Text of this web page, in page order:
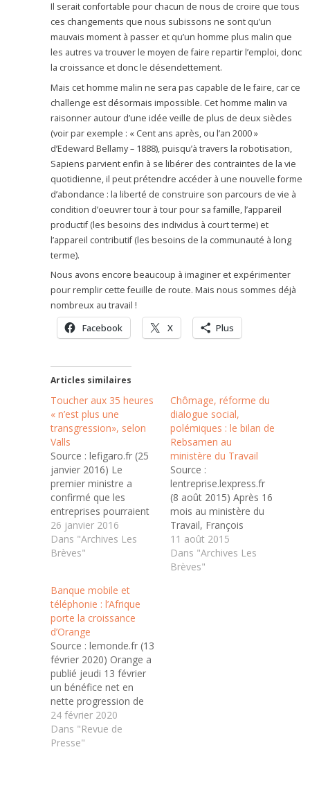
Il serait confortable pour chacun de nous de croire que tous
ces changements que nous subissons ne sont qu’un
mauvais moment à passer et qu’un homme plus malin que
les autres va trouver le moyen de faire repartir l’emploi, donc
la croissance et donc le désendettement.
Mais cet homme malin ne sera pas capable de le faire, car ce
challenge est désormais impossible. Cet homme malin va
raisonner autour d’une idée veille de plus de deux siècles
(voir par exemple : « Cent ans après, ou l’an 2000 »
d’Edeward Bellamy – 1888), puisqu’à travers la robotisation,
Sapiens parvient enfin à se libérer des contraintes de la vie
quotidienne, il peut prétendre accéder à une nouvelle forme
d’abondance : la liberté de construire son parcours de vie à
condition d’oeuvrer tour à tour pour sa famille, l’appareil
productif (les besoins des individus à court terme) et
l’appareil contributif (les besoins de la communauté à long
terme).
Nous avons encore beaucoup à imaginer et expérimenter
pour remplir cette feuille de route. Mais nous sommes déjà
nombreux au travail !
Facebook X Plus
Articles similaires
Toucher aux 35 heures
« n’est plus une
transgression», selon
Valls
Source : lefigaro.fr (25
janvier 2016) Le
premier ministre a
confirmé que les
entreprises pourraient
déroger à la limite
légale du temps de
travail en cas d'accord
ce lundi à Myriam El-
Khomri et au premier
ministre, constituera le
préambule du futur
document de…
26 janvier 2016
Dans "Archives Les
Brèves"
Chômage, réforme du
dialogue social,
polémiques : le bilan de
Rebsamen au
ministère du Travail
Source :
lentreprise.lexpress.fr
(8 août 2015) Après 16
mois au ministère du
Travail, François
Rebsamen laissera à
son successeur le
dossier le plus miné du
11 août 2015
Dans "Archives Les
Brèves"
Banque mobile et
téléphonie : l’Afrique
porte la croissance
d’Orange
Source : lemonde.fr (13
février 2020) Orange a
publié jeudi 13 février
un bénéfice net en
nette progression de
53,8 % sur l’ensemble
de l’exercice 2019, à
3 milliards d’euros,
24 février 2020
Dans "Revue de
Presse"